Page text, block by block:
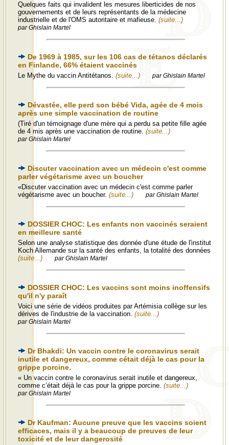
Quelques faits qui invalident les mesures liberticides de nos
gouvernements et de leurs représentants de la médecine
industrielle et de l'OMS autoritaire et mafieuse. (suite...)
par Ghislain Martel
De 1969 à 1985, sur les 106 cas de tétanos déclarés
en Finlande, 66% étaient vaccinés
Le Mythe du vaccin Antitétanos. (suite...) par Ghislain Martel
Dévastée, elle perd son bébé Vida, agée de 4 mois
après une simple vaccination de routine
(Tiré d'un témoignage d'une mère qui a perdu sa petite fille agée
de 4 mis après une vaccination de routine. (suite...)
par Ghislain Martel
Discuter vaccination avec un médecin c'est comme
parler végétarisme avec un boucher
«Discuter vaccination avec un médecin c'est comme parler
végétarisme avec un boucher. (suite...) par Ghislain Martel
DOSSIER CHOC: Les enfants non vaccinés seraient
en meilleure santé
Selon une analyse statistique des donnée d'une étude de l'institut
Koch Allemande sur la santé des enfants, la totalité des données
(suite...)
par Ghislain Martel
DOSSIER CHOC: Les vaccins sont moins inoffensifs
qu'il n'y paraît
Voici une série de vidéos produites par Artémisia collège sur les
dérives de l'industrie de la vaccination. (suite...)
par Ghislain Martel
Dr Bhakdi: Un vaccin contre le coronavirus serait
inutile et dangereux, comme cétait déjà le cas pour la
grippe porcine.
« Un vaccin contre le coronavirus serait inutile et dangereux,
comme c’était déjà le cas pour la grippe porcine. (suite...)
par Ghislain Martel
Dr Kaufman: Aucune preuve que les vaccins soient
efficaces, mais il y a beaucoup de preuves de leur
toxicité et de leur dangerosité